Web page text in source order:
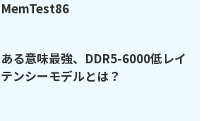
MemTest86
ある意味最強、DDR5-6000低レイ
テンシーモデルとは？